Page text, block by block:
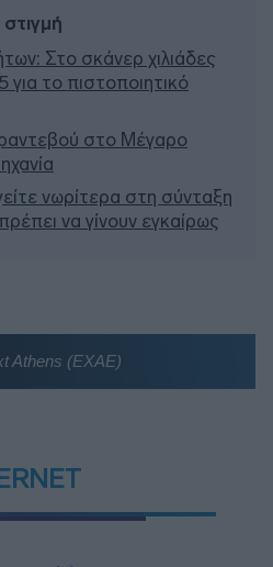
Στο σκάνερ χιλιάδες
το πιστοποιητικό
στο Μέγαρο
νωρίτερα στη σύνταξη
να γίνουν εγκαίρως
Athens (ΕΧΑΕ)